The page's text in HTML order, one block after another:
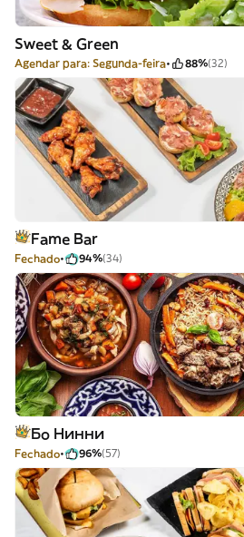
Sweet & Green
Agendar para: Segunda-feira 88%(32)
Fame Bar
Fechado 94%(34)
Бо Нинни
Fechado 96%(57)